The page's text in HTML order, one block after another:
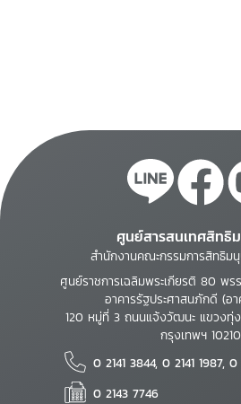
ศูนย์สารสนเทศสิทธิ
สำนักงานคณะกรรมการสิทธิม
ศูนย์ราชการเฉลิมพระเกียรติ 80 พ
อาคารรัฐประศาสนภักดี (อ
120 หมู่ที่ 3 ถนนแจ้งวัฒนะ แขวงทุ่
กรุงเทพฯ 10210
0 2141 3844, 0 2141 1987, 0
0 2143 7746